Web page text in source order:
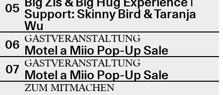
05 Support: Skinny Bird & Taranja
Wu
06 GASTVERANSTALTUNG
Motel a Miio Pop-Up Sale
07 GASTVERANSTALTUNG
Motel a Miio Pop-Up Sale
ZUM MITMACHEN